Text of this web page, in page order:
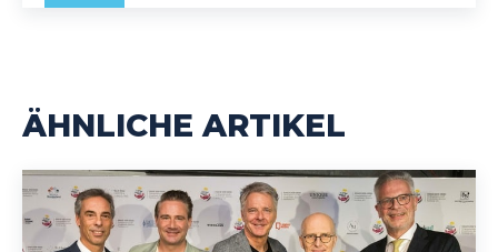
ÄHNLICHE ARTIKEL